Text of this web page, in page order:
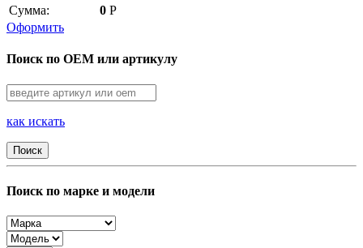
Сумма:
0 Р
Оформить
Поиск по OEM или артикулу
как искать
Поиск
Поиск по марке и модели